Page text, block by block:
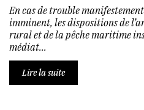
En cas de trouble
imminent, les dispositions de
rural et de la pêche maritime
médiat...
Lire la suite